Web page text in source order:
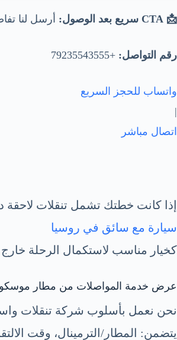
📩 CTA سريع بعد الوصول: أرسل لنا
رقم التواصل: +79235543555
واتساب للحجز السريع
|
اتصال مباشر
إذا كانت خطتك تشمل تنقلات لاحقة
سيارة مع سائق في روسيا
كخيار مناسب لاستكمال الرحلة
عرض خدمة المواصلات من مطار موسكو
نحن نعمل بأسلوب شركة تنقلات
يتضمن: المطار/الترمينال، وقت